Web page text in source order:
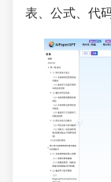
表、公式、代